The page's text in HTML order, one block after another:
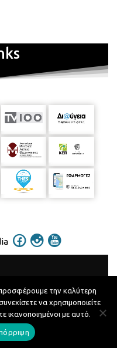
την καλύτερη
να χρησιμοποιείτε
ικανοποιημένοι με αυτό.